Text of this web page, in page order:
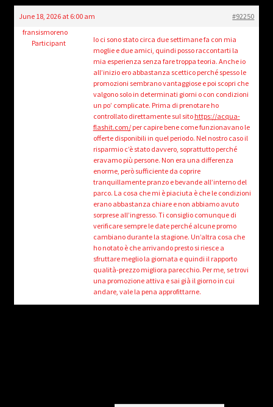
child
menu
Login/Create Account
June 18, 2026 at 6:00 am
#92250
fransismoreno
Participant
Io ci sono stato circa due settimane fa con mia
moglie e due amici, quindi posso raccontarti la
mia esperienza senza fare troppa teoria. Anche io
all’inizio ero abbastanza scettico perché spesso le
promozioni sembrano vantaggiose e poi scopri che
valgono solo in determinati giorni o con condizioni
un po’ complicate. Prima di prenotare ho
controllato direttamente sul sito https://acqua-
flashit.com/per capire bene come funzionavano le
offerte disponibili in quel periodo. Nel nostro caso il
risparmio c’è stato davvero, soprattutto perché
eravamo più persone. Non era una differenza
enorme, però sufficiente da coprire
tranquillamente pranzo e bevande all’interno del
parco. La cosa che mi è piaciuta è che le condizioni
erano abbastanza chiare e non abbiamo avuto
sorprese all’ingresso. Ti consiglio comunque di
verificare sempre le date perché alcune promo
cambiano durante la stagione. Un’altra cosa che
ho notato è che arrivando presto si riesce a
sfruttare meglio la giornata e quindi il rapporto
qualità-prezzo migliora parecchio. Per me, se trovi
una promozione attiva e sai già il giorno in cui
andare, vale la pena approfittarne.